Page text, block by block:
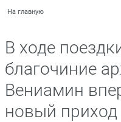
На главную
В ходе
благочиние
Вениамин
новый приход